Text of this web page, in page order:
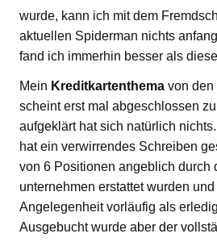
wurde, kann ich mit dem
aktuellen Spiderman nichts
fand ich immerhin besser als
Mein Kreditkartenthema von den
scheint erst mal abgeschlossen
aufgeklärt hat sich natürlich
hat ein verwirrendes Schreiben
von 6 Positionen angeblich durch
unternehmen erstattet wurden
Angelegenheit vorläufig als
Ausgebucht wurde aber der